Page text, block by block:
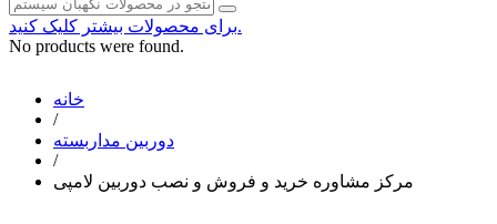
برای محصولات بیشتر کلیک کنید.
No products were found.
خانه
/
دوربین مداربسته
/
مرکز مشاوره خرید و فروش و نصب دوربین لامپی